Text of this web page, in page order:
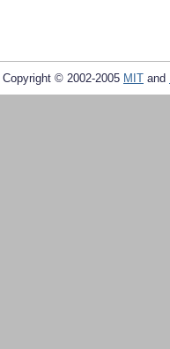
Copyright © 2002-2005 MIT and